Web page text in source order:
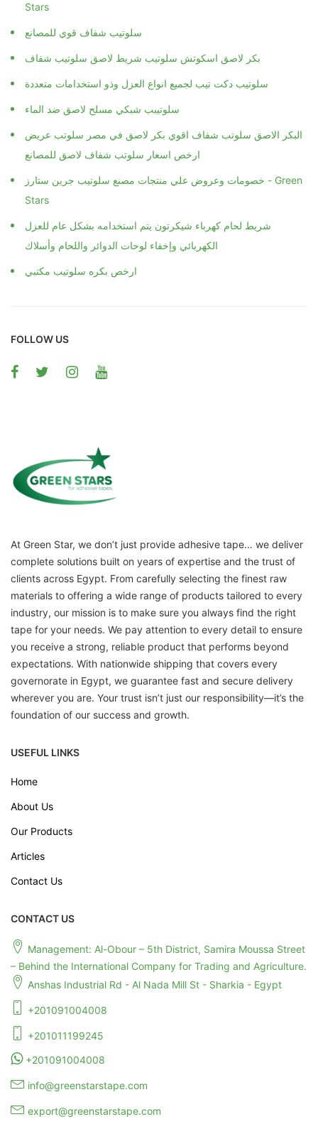
Stars
سلوتيب شفاف قوي للمصانع
بكر لاصق اسكوتش سلوتيب شريط لاصق سلوتيب شفاف
سلوتيب دكت تيب لجميع انواع العزل وذو استخدامات متعددة
سلوتيبب شبكي مسلح لاصق ضد الماء
البكر الاصق سلوتب شفاف اقوي بكر لاصق في مصر سلوتب عريض
ارخص اسعار سلوتب شفاف لاصق للمصانع
خصومات وعروض علي منتجات مصنع سلوتيب جرين ستارز - Green
Stars
شريط لحام كهرباء شيكرتون يتم استخدامه بشكل عام للعزل
الكهربائي وإخفاء لوحات الدوائر واللحام وأسلاك
ارخص بكره سلوتيب مكتبي
FOLLOW US
At Green Star, we don’t just provide adhesive tape… we deliver
complete solutions built on years of expertise and the trust of
clients across Egypt. From carefully selecting the finest raw
materials to offering a wide range of products tailored to every
industry, our mission is to make sure you always find the right
tape for your needs. We pay attention to every detail to ensure
you receive a strong, reliable product that performs beyond
expectations. With nationwide shipping that covers every
governorate in Egypt, we guarantee fast and secure delivery
wherever you are. Your trust isn’t just our responsibility—it’s the
foundation of our success and growth.
USEFUL LINKS
Home
About Us
Our Products
Articles
Contact Us
CONTACT US
Management: Al-Obour – 5th District, Samira Moussa Street
– Behind the International Company for Trading and Agriculture.
Anshas Industrial Rd - Al Nada Mill St - Sharkia - Egypt
+201091004008
+201011199245
+201091004008
info@greenstarstape.com
export@greenstarstape.com